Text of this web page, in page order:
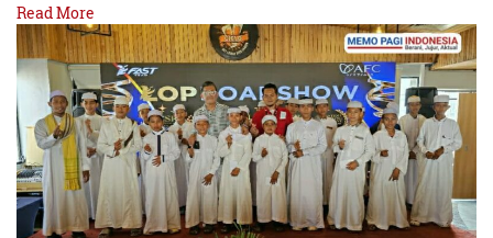
Read More